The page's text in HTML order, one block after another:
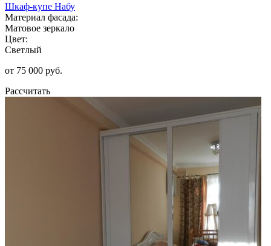
Шкаф-купе Набу
Материал фасада:
Матовое зеркало
Цвет:
Светлый
от 75 000 руб.
Рассчитать